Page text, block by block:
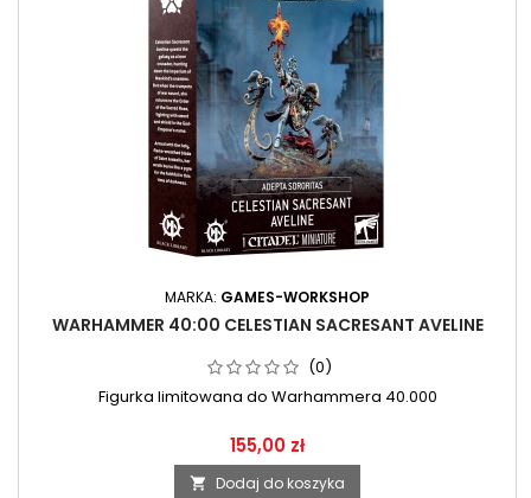
MARKA: GAMES-WORKSHOP
WARHAMMER 40:00 CELESTIAN SACRESANT AVELINE
(0)
Figurka limitowana do Warhammera 40.000
155,00 zł
 Dodaj do koszyka